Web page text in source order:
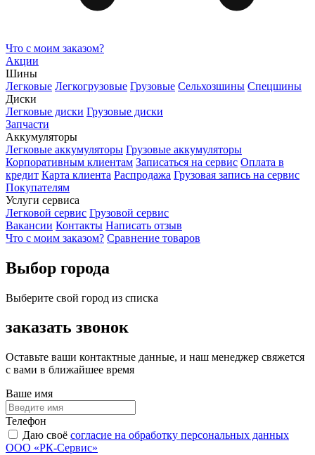
Что с моим заказом?
Акции
Шины
Легковые Легкогрузовые Грузовые Сельхозшины Спецшины
Диски
Легковые диски Грузовые диски
Запчасти
Аккумуляторы
Легковые аккумуляторы Грузовые аккумуляторы
Корпоративным клиентам Записаться на сервис Оплата в
кредит Карта клиента Распродажа Грузовая запись на сервис
Покупателям
Услуги сервиса
Легковой сервис Грузовой сервис
Вакансии Контакты Написать отзыв
Что с моим заказом? Сравнение товаров
Выбор города
Выберите свой город из списка
заказать звонок
Оставьте ваши контактные данные, и наш менеджер свяжется
с вами в ближайшее время
Ваше имя
Телефон
Даю своё согласие на обработку персональных данных
ООО «РК-Сервис»